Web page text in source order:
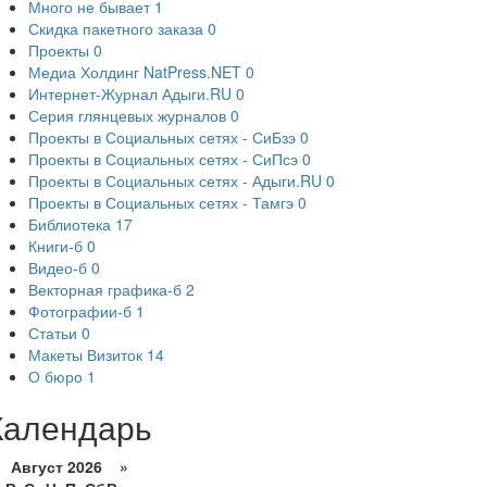
Много не бывает 1
Скидка пакетного заказа 0
Проекты 0
Медиа Холдинг NatPress.NET 0
Интернет-Журнал Адыги.RU 0
Серия глянцевых журналов 0
Проекты в Социальных сетях - СиБзэ 0
Проекты в Социальных сетях - СиПсэ 0
Проекты в Социальных сетях - Адыги.RU 0
Проекты в Социальных сетях - Тамгэ 0
Библиотека 17
Книги-б 0
Видео-б 0
Векторная графика-б 2
Фотографии-б 1
Статьи 0
Макеты Визиток 14
О бюро 1
2026 »